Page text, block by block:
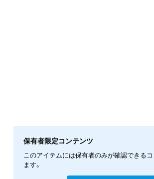
保有者限定コンテンツ
このアイテムには保有者のみが確認できる
ます。